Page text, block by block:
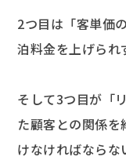
2つ目は「客単価
泊料金を上げられ
そして3つ目が「
た顧客との関係
けなければならな